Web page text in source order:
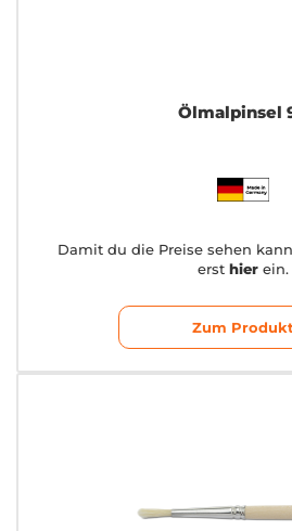
Ölmalpinsel
Damit du die Preise sehen
erst hier ein.
Zum Produkt